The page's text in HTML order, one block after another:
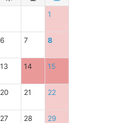
1
6 7 8
13 14 15
20 21 22
27 28 29